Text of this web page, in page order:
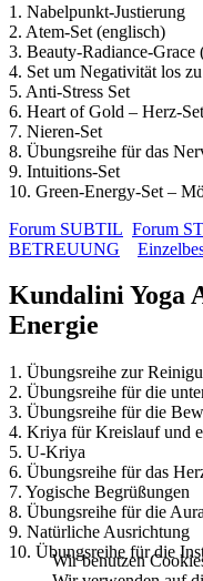
1. Nabelpunkt-Justierung
2. Atem-Set (englisch)
3. Beauty-Radiance-Grace
4. Set um Negativität los
5. Anti-Stress Set
6. Heart of Gold – Herz-
7. Nieren-Set
8. Übungsreihe für das
9. Intuitions-Set
10. Green-Energy-Set –
Forum SUBTIL Forum
BETREUUNG
Kundalini Yoga
Energie
1. Übungsreihe zur
2. Übungsreihe für die
3. Übungsreihe für die
4. Kriya für Kreislauf und
5. U-Kriya
6. Übungsreihe für das
7. Yogische Begrüßungen
8. Übungsreihe für die Aura
9. Natürliche Ausrichtung
10. Übungsreihe für die
Wir benutzen